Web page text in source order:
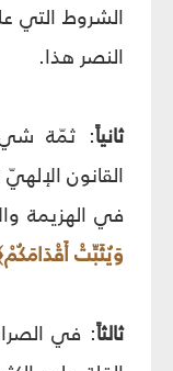
الشروط التي
النصر هذا.
ثانياً: ثمّة
القانون
في الهزيمة
وَيُثَبِّتْ
ثالثاً: في